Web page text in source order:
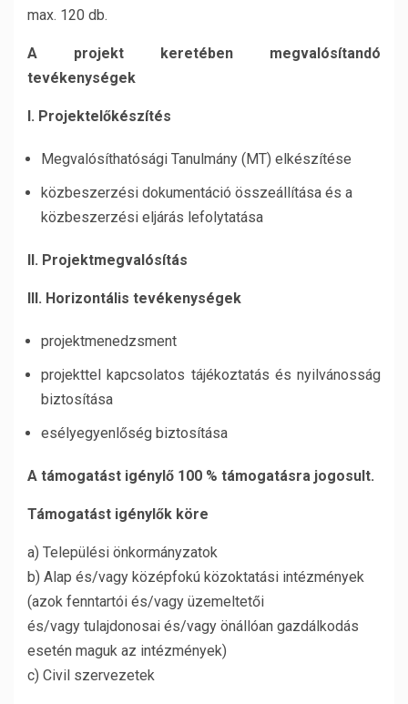
max. 120 db.
A projekt keretében megvalósítandó
tevékenységek
I. Projektelőkészítés
Megvalósíthatósági Tanulmány (MT) elkészítése
közbeszerzési dokumentáció összeállítása és a
közbeszerzési eljárás lefolytatása
II. Projektmegvalósítás
III. Horizontális tevékenységek
projektmenedzsment
projekttel kapcsolatos tájékoztatás és nyilvánosság
biztosítása
esélyegyenlőség biztosítása
A támogatást igénylő 100 % támogatásra jogosult.
Támogatást igénylők köre
a) Települési önkormányzatok
b) Alap és/vagy középfokú közoktatási intézmények
(azok fenntartói és/vagy üzemeltetői
és/vagy tulajdonosai és/vagy önállóan gazdálkodás
esetén maguk az intézmények)
c) Civil szervezetek